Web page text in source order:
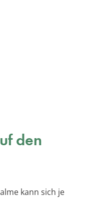
den
kann sich je